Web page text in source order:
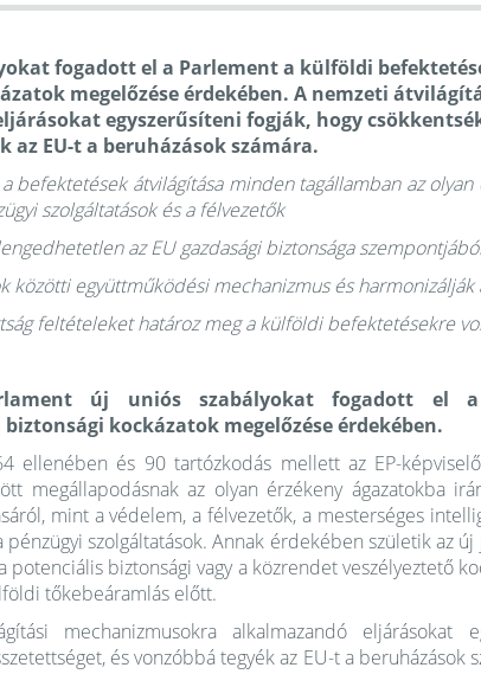
fogadott el a Parlement a külföldi
megelőzése érdekében. A nemzeti
egyszerűsíteni fogják, hogy
az EU-t a beruházások számára.
befektetések átvilágítása minden tagállamban az
szolgáltatások és a félvezetők
az EU gazdasági biztonsága
közötti együttműködési mechanizmus és harmonizálják
feltételeket határoz meg a külföldi befektetésekre
új uniós szabályokat fogadott el
kockázatok megelőzése érdekében.
ellenében és 90 tartózkodás mellett az EP-
megállapodásnak az olyan érzékeny ágazatokba
mint a védelem, a félvezetők, a mesterséges
pénzügyi szolgáltatások. Annak érdekében születik az új
potenciális biztonsági vagy a közrendet veszélyeztető
tőkebeáramlás előtt.
mechanizmusokra alkalmazandó eljárásokat
és vonzóbbá tegyék az EU-t a beruházások